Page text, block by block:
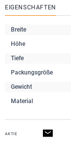
EIGENSCHAFTEN
Breite
Höhe
Tiefe
Packungsgröße
Gewicht
Material
AKTIE